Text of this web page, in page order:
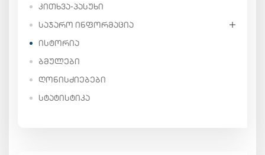
ᲙᲘᲗᲮᲕᲐ-ᲞᲐᲡᲣᲮᲘ
ᲡᲐᲯᲐᲠᲝ ᲘᲜᲤᲝᲠᲛᲐᲪᲘᲐ
ᲘᲡᲢᲝᲠᲘᲐ
ᲑᲛᲣᲚᲔᲑᲘ
ᲦᲝᲜᲘᲡᲫᲘᲔᲑᲔᲑᲘ
ᲡᲢᲐᲢᲘᲡᲢᲘᲙᲐ